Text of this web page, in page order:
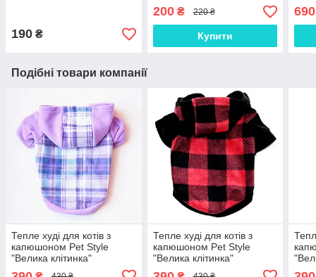
190 ₴
200₴ 220 ₴
Купити
690
Подібні товари компанії
Тепле худі для котів з
капюшоном Pet Style
"Велика клітинка"
Тепле худі для котів з
капюшоном Pet Style
"Велика клітинка"